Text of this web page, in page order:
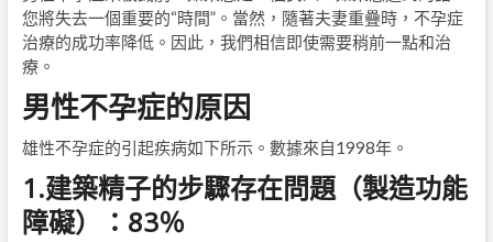
您將失去一個重要的“時間”。當然，隨著夫妻重疊時，不孕症
治療的成功率降低。因此，我們相信即使需要稍前一點和治
療。
男性不孕症的原因
雄性不孕症的引起疾病如下所示。數據來自1998年。
1.建築精子的步驟存在問題（製造功能
障礙）：83％